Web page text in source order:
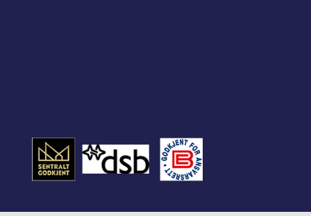
premium bootstrap themes